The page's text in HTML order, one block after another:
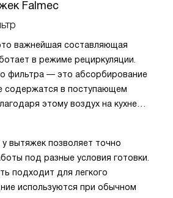
Falmec
важнейшая составляющая
в режиме рециркуляции.
фильтра — это абсорбирование
содержатся в поступающем
этому воздух на кухне
Угольные фильтры
— примерно раз в три-
вытяжек позволяет точно
под разные условия готовки.
подходит для легкого
используются при обычном